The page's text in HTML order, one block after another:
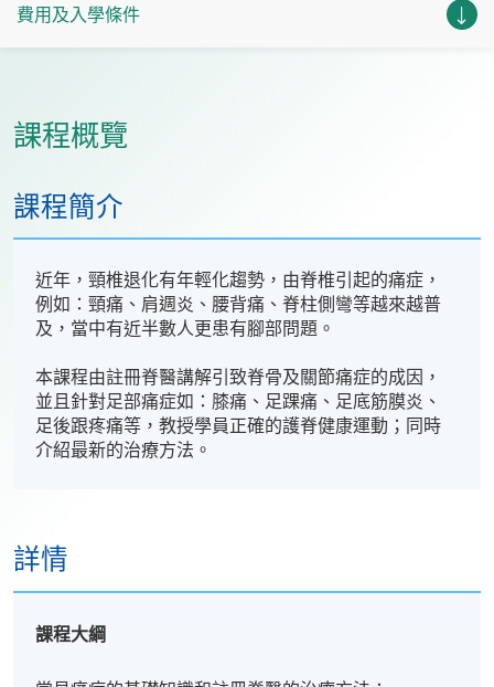
費用及入學條件
課程概覽
課程簡介
近年，頸椎退化有年輕化趨勢，由脊椎引起的痛症，
例如：頸痛、肩週炎、腰背痛、脊柱側彎等越來越普
及，當中有近半數人更患有腳部問題。
本課程由註冊脊醫講解引致脊骨及關節痛症的成因，
並且針對足部痛症如：膝痛、足踝痛、足底筋膜炎、
足後跟疼痛等，教授學員正確的護脊健康運動；同時
介紹最新的治療方法。
詳情
課程大綱